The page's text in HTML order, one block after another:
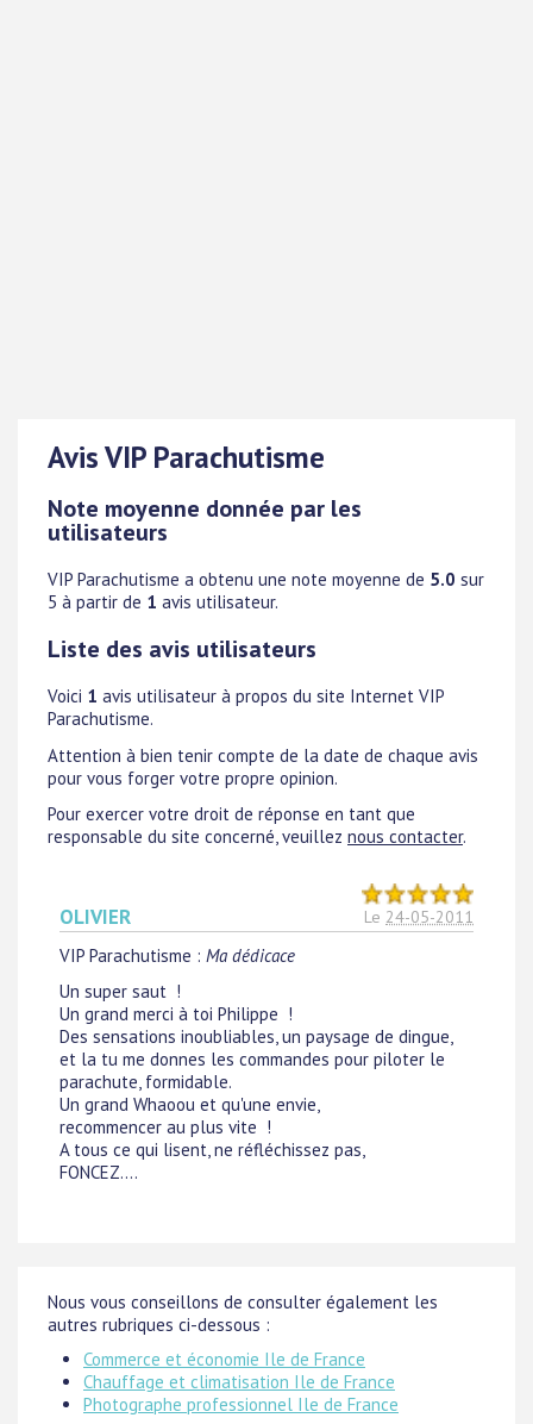
Avis VIP Parachutisme
Note moyenne donnée par les
utilisateurs
VIP Parachutisme a obtenu une note moyenne de 5.0 sur
5 à partir de 1 avis utilisateur.
Liste des avis utilisateurs
Voici 1 avis utilisateur à propos du site Internet VIP
Parachutisme.
Attention à bien tenir compte de la date de chaque avis
pour vous forger votre propre opinion.
Pour exercer votre droit de réponse en tant que
responsable du site concerné, veuillez nous contacter.
OLIVIER Le 24-05-2011
VIP Parachutisme : Ma dédicace
Un super saut !
Un grand merci à toi Philippe !
Des sensations inoubliables, un paysage de dingue,
et la tu me donnes les commandes pour piloter le
parachute, formidable.
Un grand Whaoou et qu'une envie,
recommencer au plus vite !
A tous ce qui lisent, ne réfléchissez pas,
FONCEZ....
Nous vous conseillons de consulter également les
autres rubriques ci-dessous :
Commerce et économie Ile de France
Chauffage et climatisation Ile de France
Photographe professionnel Ile de France